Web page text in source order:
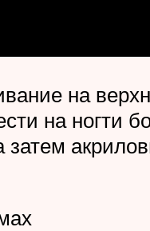
на
на
затем